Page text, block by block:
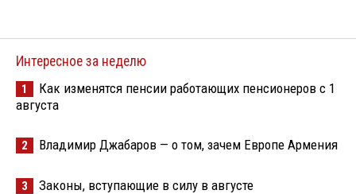
Интересное за неделю
1
Как изменятся пенсии работающих пенсионеров с 1
августа
2 Владимир Джабаров — о том, зачем Европе Армения
3 Законы, вступающие в силу в августе